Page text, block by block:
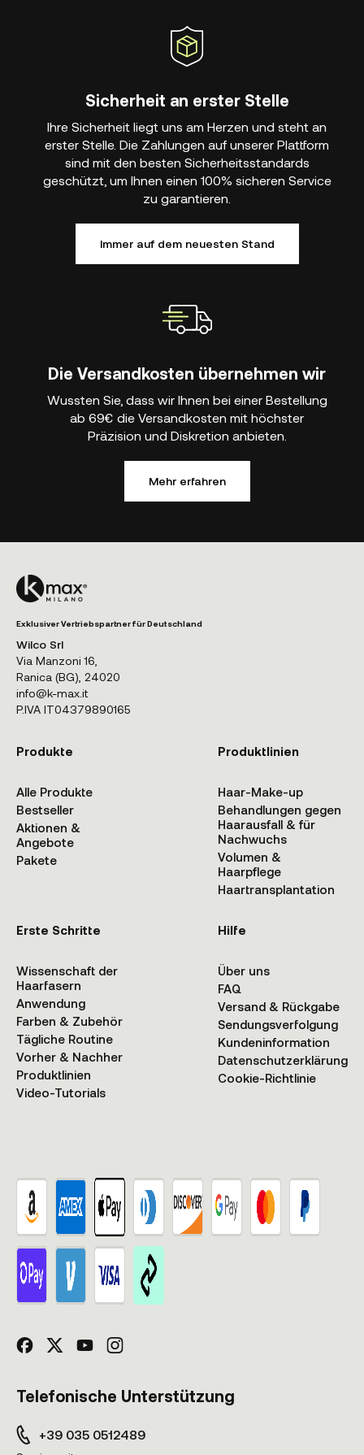
Sicherheit an erster Stelle
Ihre Sicherheit liegt uns am Herzen und steht an
erster Stelle. Die Zahlungen auf unserer Plattform
sind mit den besten Sicherheitsstandards
geschützt, um Ihnen einen 100% sicheren Service
zu garantieren.
Immer auf dem neuesten Stand
Die Versandkosten übernehmen wir
Wussten Sie, dass wir Ihnen bei einer Bestellung
ab 69€ die Versandkosten mit höchster
Präzision und Diskretion anbieten.
Mehr erfahren
Exklusiver Vertriebspartner für Deutschland
Wilco Srl
Via Manzoni 16,
Ranica (BG), 24020
info@k-max.it
P.IVA IT04379890165
Produkte
Alle Produkte
Bestseller
Aktionen &
Angebote
Pakete
Produktlinien
Haar-Make-up
Behandlungen gegen
Haarausfall & für
Nachwuchs
Volumen &
Haarpflege
Haartransplantation
Erste Schritte
Wissenschaft der
Haarfasern
Anwendung
Farben & Zubehör
Tägliche Routine
Vorher & Nachher
Produktlinien
Video-Tutorials
Hilfe
Über uns
FAQ
Versand & Rückgabe
Sendungsverfolgung
Kundeninformation
Datenschutzerklärung
Cookie-Richtlinie
Telefonische Unterstützung
+39 035 0512489